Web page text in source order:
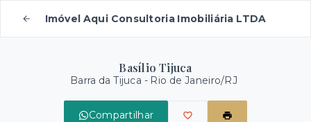
Imóvel Aqui Consultoria Imobiliária LTDA
Basílio Tijuca
Barra da Tijuca - Rio de Janeiro/RJ
Compartilhar